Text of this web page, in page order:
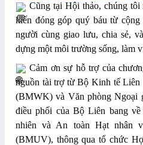
Cũng tại Hội thảo, chúng
kiến đóng góp quý báu từ
người cùng giao lưu, chia sẻ,
dựng một môi trường sống, làm
Cảm ơn sự hỗ trợ của
nguồn tài trợ từ Bộ Kinh tế Liên
(BMWK) và Văn phòng Ngoại
điều phối của Bộ Liên bang
nhiên và An toàn Hạt nhân
(BMUV), thông qua tổ chức